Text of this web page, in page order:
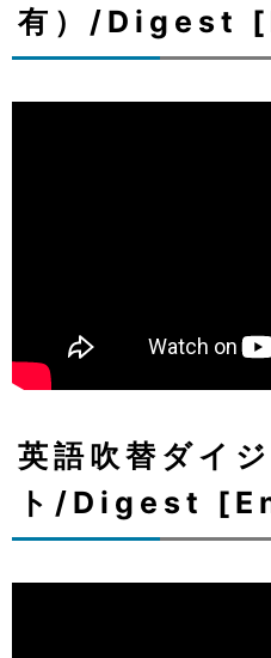
有）/Digest
英語吹替ダイ
ト/Digest